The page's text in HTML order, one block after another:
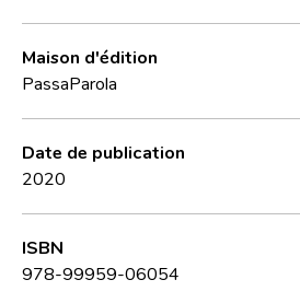
Maison d'édition
PassaParola
Date de publication
2020
ISBN
978-99959-06054